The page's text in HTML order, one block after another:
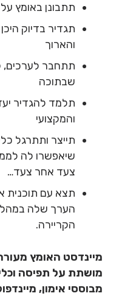
תתבונן באומץ על חייה,
תגדיר בדיוק
והארוך
תתחבר לערכים,
שבתוכה
תלמד להגדיר
והמקצועי
תייצר ותתרגל
שיאפשרו לה
צעד אחר צעד…
תצא עם תוכנית
הערך שלה
הקריירה.
מיינדסט האומץ
מושתת על תפיסה
מבוססי אימון,